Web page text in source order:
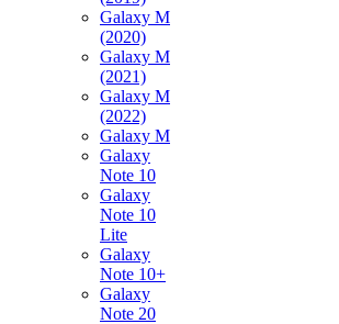
Galaxy M
(2020)
Galaxy M
(2021)
Galaxy M
(2022)
Galaxy M
Galaxy
Note 10
Galaxy
Note 10
Lite
Galaxy
Note 10+
Galaxy
Note 20